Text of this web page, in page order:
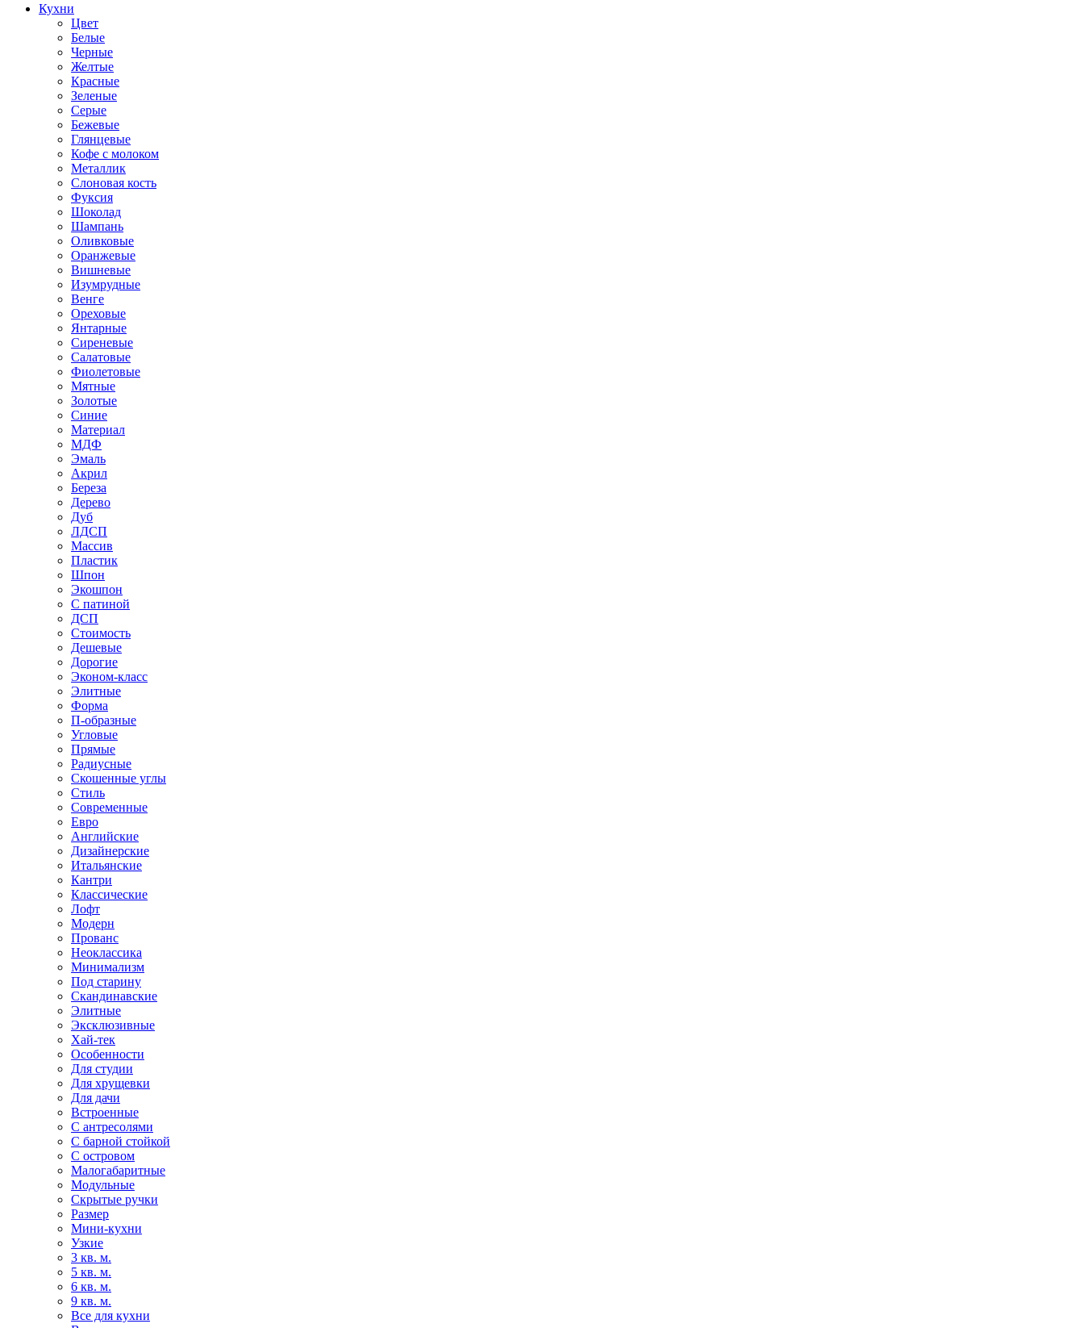
Кухни
Цвет
Белые
Черные
Желтые
Красные
Зеленые
Серые
Бежевые
Глянцевые
Кофе с молоком
Металлик
Слоновая кость
Фуксия
Шоколад
Шампань
Оливковые
Оранжевые
Вишневые
Изумрудные
Венге
Ореховые
Янтарные
Сиреневые
Салатовые
Фиолетовые
Мятные
Золотые
Синие
Материал
МДФ
Эмаль
Акрил
Береза
Дерево
Дуб
ЛДСП
Массив
Пластик
Шпон
Экошпон
С патиной
ДСП
Стоимость
Дешевые
Дорогие
Эконом-класс
Элитные
Форма
П-образные
Угловые
Прямые
Радиусные
Скошенные углы
Стиль
Современные
Евро
Английские
Дизайнерские
Итальянские
Кантри
Классические
Лофт
Модерн
Прованс
Неоклассика
Минимализм
Под старину
Скандинавские
Элитные
Эксклюзивные
Хай-тек
Особенности
Для студии
Для хрущевки
Для дачи
Встроенные
С антресолями
С барной стойкой
С островом
Малогабаритные
Модульные
Скрытые ручки
Размер
Мини-кухни
Узкие
3 кв. м.
5 кв. м.
6 кв. м.
9 кв. м.
Все для кухни